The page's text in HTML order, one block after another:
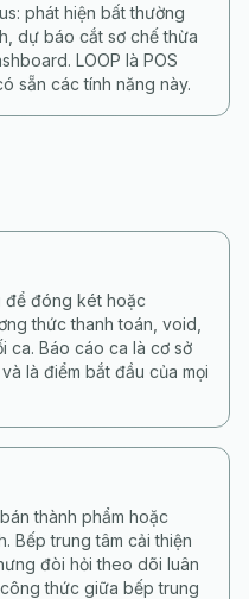
phát hiện bất thường
dự báo cắt sơ chế thừa
LOOP là POS
sẵn các tính năng này.
để đóng két hoặc
thức thanh toán, void,
ca. Báo cáo ca là cơ sở
là điểm bắt đầu của mọi
thành phẩm hoặc
Bếp trung tâm cải thiện
đòi hỏi theo dõi luân
thức giữa bếp trung